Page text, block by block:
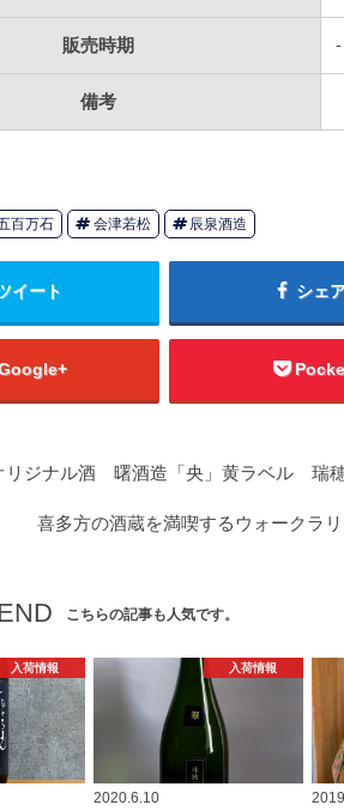
販売時期 -
備考
百万石 会津若松 辰泉酒造
イート シェ
リジナル酒 曙酒造「央」黄ラベル
喜多方の酒蔵を満喫するウォークラ
こちらの記事も人気です。
入荷情報 入荷情報
2020.6.10